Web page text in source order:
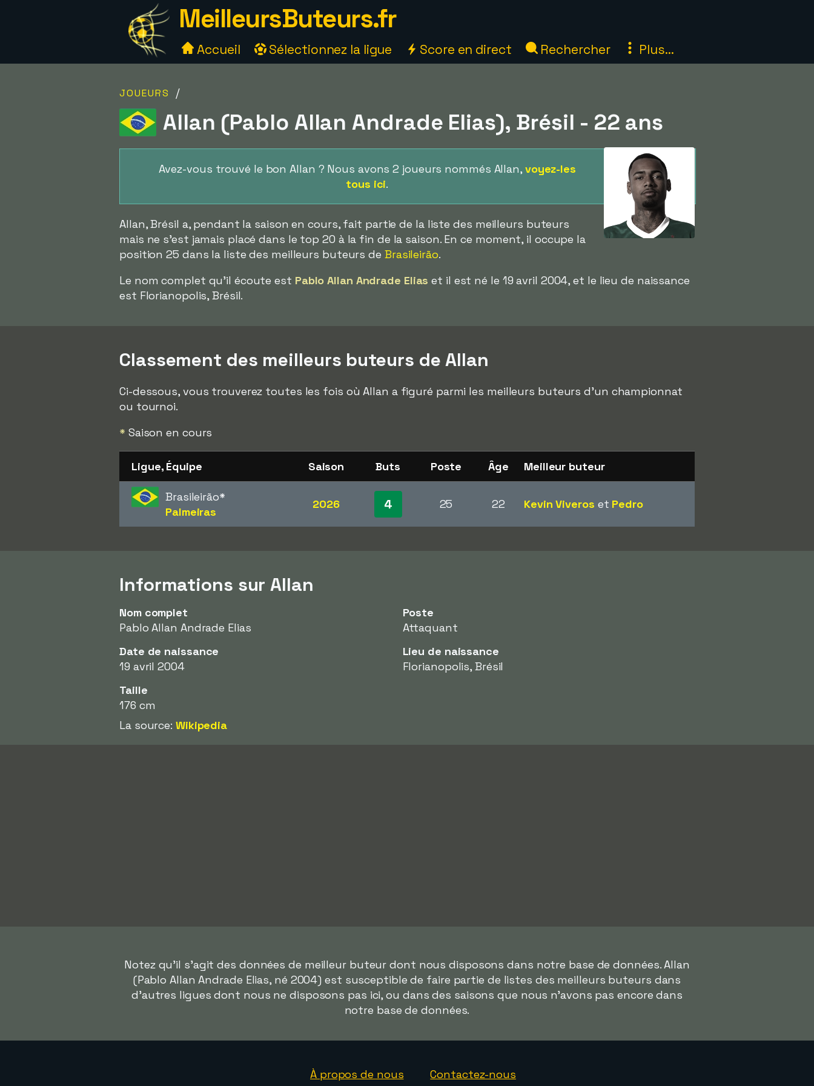
MeilleursButeurs.fr
Accueil Sélectionnez la ligue Score en direct Rechercher Plus...
JOUEURS /
Allan (Pablo Allan Andrade Elias), Brésil - 22 ans
Avez-vous trouvé le bon Allan ? Nous avons 2 joueurs nommés Allan, voyez-les
tous ici.
Allan, Brésil a, pendant la saison en cours, fait partie de la liste des meilleurs buteurs
mais ne s'est jamais placé dans le top 20 à la fin de la saison. En ce moment, il occupe la
position 25 dans la liste des meilleurs buteurs de Brasileirão.
Le nom complet qu'il écoute est Pablo Allan Andrade Elias et il est né le 19 avril 2004, et le lieu de naissance
est Florianopolis, Brésil.
Classement des meilleurs buteurs de Allan
Ci-dessous, vous trouverez toutes les fois où Allan a figuré parmi les meilleurs buteurs d'un championnat
ou tournoi.
* Saison en cours
Ligue, Équipe Saison Buts Poste Âge Meilleur buteur
Brasileirão*
Palmeiras
2026 4 25 22 Kevin Viveros et Pedro
Informations sur Allan
Nom complet
Pablo Allan Andrade Elias
Poste
Attaquant
Date de naissance
19 avril 2004
Lieu de naissance
Florianopolis, Brésil
Taille
176 cm
La source: Wikipedia
Notez qu'il s'agit des données de meilleur buteur dont nous disposons dans notre base de données. Allan
(Pablo Allan Andrade Elias, né 2004) est susceptible de faire partie de listes des meilleurs buteurs dans
d'autres ligues dont nous ne disposons pas ici, ou dans des saisons que nous n'avons pas encore dans
notre base de données.
À propos de nous Contactez-nous